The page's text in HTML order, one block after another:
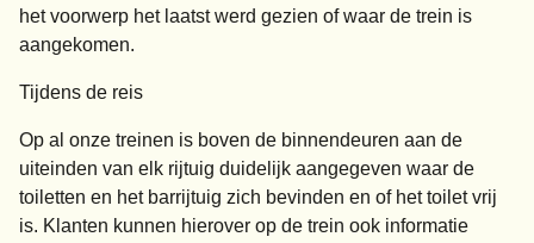
het voorwerp het laatst werd gezien of waar de trein is
aangekomen.
Tijdens de reis
Op al onze treinen is boven de binnendeuren aan de
uiteinden van elk rijtuig duidelijk aangegeven waar de
toiletten en het barrijtuig zich bevinden en of het toilet vrij
is. Klanten kunnen hierover op de trein ook informatie